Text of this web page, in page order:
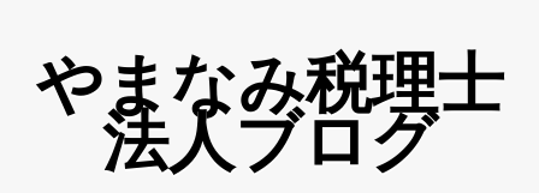
やまなみ税理士
法人ブログ